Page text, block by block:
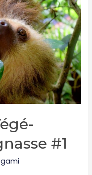
#1